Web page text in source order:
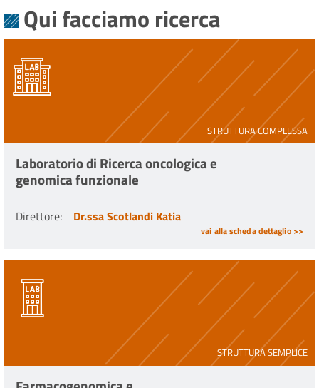
Qui facciamo ricerca
STRUTTURA COMPLESSA
Laboratorio di Ricerca oncologica e
genomica funzionale
Direttore: Dr.ssa Scotlandi Katia
vai alla scheda dettaglio >>
STRUTTURA SEMPLICE